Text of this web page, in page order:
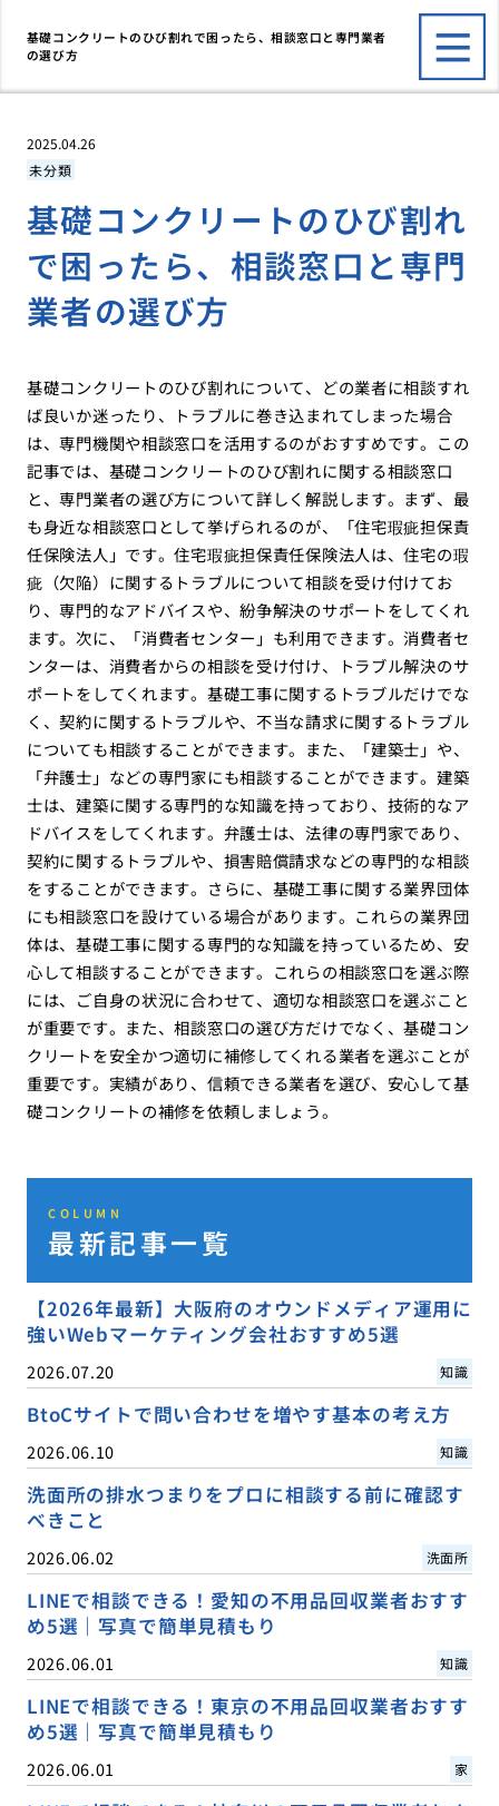
基礎コンクリートのひび割れで困ったら、相談窓口と専門業者
の選び方
2025.04.26
未分類
基礎コンクリートのひび割れ
で困ったら、相談窓口と専門
業者の選び方
基礎コンクリートのひび割れについて、どの業者に相談すれ
ば良いか迷ったり、トラブルに巻き込まれてしまった場合
は、専門機関や相談窓口を活用するのがおすすめです。この
記事では、基礎コンクリートのひび割れに関する相談窓口
と、専門業者の選び方について詳しく解説します。まず、最
も身近な相談窓口として挙げられるのが、「住宅瑕疵担保責
任保険法人」です。住宅瑕疵担保責任保険法人は、住宅の瑕
疵（欠陥）に関するトラブルについて相談を受け付けてお
り、専門的なアドバイスや、紛争解決のサポートをしてくれ
ます。次に、「消費者センター」も利用できます。消費者セ
ンターは、消費者からの相談を受け付け、トラブル解決のサ
ポートをしてくれます。基礎工事に関するトラブルだけでな
く、契約に関するトラブルや、不当な請求に関するトラブル
についても相談することができます。また、「建築士」や、
「弁護士」などの専門家にも相談することができます。建築
士は、建築に関する専門的な知識を持っており、技術的なア
ドバイスをしてくれます。弁護士は、法律の専門家であり、
契約に関するトラブルや、損害賠償請求などの専門的な相談
をすることができます。さらに、基礎工事に関する業界団体
にも相談窓口を設けている場合があります。これらの業界団
体は、基礎工事に関する専門的な知識を持っているため、安
心して相談することができます。これらの相談窓口を選ぶ際
には、ご自身の状況に合わせて、適切な相談窓口を選ぶこと
が重要です。また、相談窓口の選び方だけでなく、基礎コン
クリートを安全かつ適切に補修してくれる業者を選ぶことが
重要です。実績があり、信頼できる業者を選び、安心して基
礎コンクリートの補修を依頼しましょう。
COLUMN
最新記事一覧
【2026年最新】大阪府のオウンドメディア運用に
強いWebマーケティング会社おすすめ5選
2026.07.20 知識
BtoCサイトで問い合わせを増やす基本の考え方
2026.06.10 知識
洗面所の排水つまりをプロに相談する前に確認す
べきこと
2026.06.02 洗面所
LINEで相談できる！愛知の不用品回収業者おすす
め5選｜写真で簡単見積もり
2026.06.01 知識
LINEで相談できる！東京の不用品回収業者おすす
め5選｜写真で簡単見積もり
2026.06.01 家